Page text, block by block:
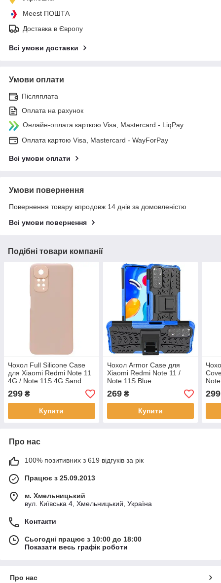
Meest ПОШТА
Доставка в Європу
Всі умови доставки
Умови оплати
Післяплата
Оплата на рахунок
Онлайн-оплата карткою Visa, Mastercard - LiqPay
Оплата картою Visa, Mastercard - WayForPay
Всі умови оплати
Умови повернення
Повернення товару впродовж 14 днів за домовленістю
Всі умови повернення
Подібні товари компанії
Чохол Full Silicone Case
для Xiaomi Redmi Note 11
4G / Note 11S 4G Sand
Pink
299 ₴
Купити
Чохол Armor Case для
Xiaomi Redmi Note 11 /
Note 11S Blue
269₴
Купити
299
Про нас
100% позитивних з 619 відгуків за рік
Працює з 25.09.2013
м. Хмельницький
вул. Київська 4, Хмельницький, Україна
Контакти
Сьогодні працює з 10:00 до 18:00
Показати весь графік роботи
Про нас